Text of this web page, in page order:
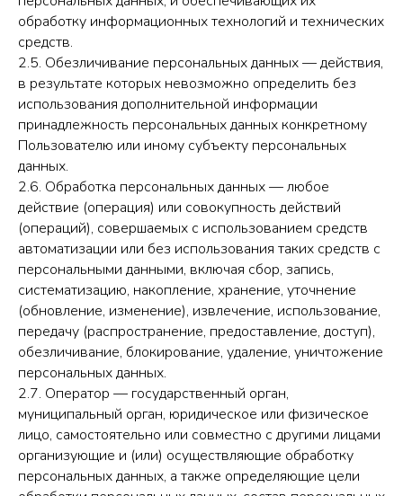
обработку информационных технологий и технических
средств.
2.5. Обезличивание персональных данных — действия,
в результате которых невозможно определить без
использования дополнительной информации
принадлежность персональных данных конкретному
Пользователю или иному субъекту персональных
данных.
2.6. Обработка персональных данных — любое
действие (операция) или совокупность действий
(операций), совершаемых с использованием средств
автоматизации или без использования таких средств с
персональными данными, включая сбор, запись,
систематизацию, накопление, хранение, уточнение
(обновление, изменение), извлечение, использование,
передачу (распространение, предоставление, доступ),
обезличивание, блокирование, удаление, уничтожение
персональных данных.
2.7. Оператор — государственный орган,
муниципальный орган, юридическое или физическое
лицо, самостоятельно или совместно с другими лицами
организующие и (или) осуществляющие обработку
персональных данных, а также определяющие цели